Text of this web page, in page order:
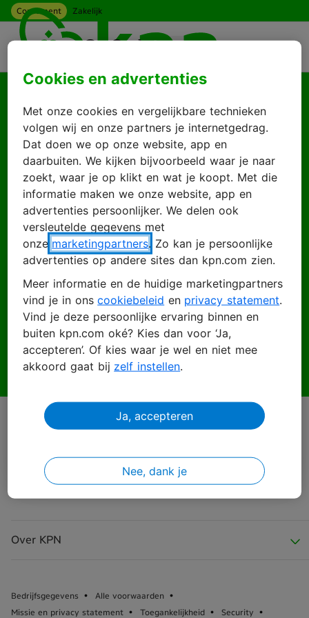
Ga naar hoofdinhoud
Consument Zakelijk
Goed je weer te zien
Log in met je KPN
ID
Inloggen
E-mailadres
Wachtwoord
Inloggen
Wachtwoord vergeten?
Over KPN
Bedrijfsgegevens
Alle voorwaarden
Missie en privacy statement
Toegankelijkheid Security
Cookies en advertenties
Met onze cookies en vergelijkbare technieken
volgen wij en onze partners je internetgedrag.
Dat doen we op onze website, app en
daarbuiten. We kijken bijvoorbeeld waar je naar
zoekt, waar je op klikt en wat je koopt. Met die
informatie maken we onze website, app en
advertenties persoonlijker. We delen ook
versleutelde gegevens met
onze marketingpartners. Zo kan je persoonlijke
advertenties op andere sites dan kpn.com zien.
Meer informatie en de huidige marketingpartners
vind je in ons cookiebeleid en privacy statement.
Vind je deze persoonlijke ervaring binnen en
buiten kpn.com oké? Kies dan voor ‘Ja,
accepteren’. Of kies waar je wel en niet mee
akkoord gaat bij zelf instellen.
Ja, accepteren
Nee, dank je